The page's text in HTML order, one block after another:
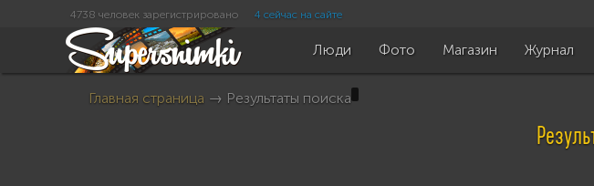
4738 человек зарегистрировано 4 сейчас на сайте
Люди Фото Магазин Журнал
Главная страница → Результаты поиска